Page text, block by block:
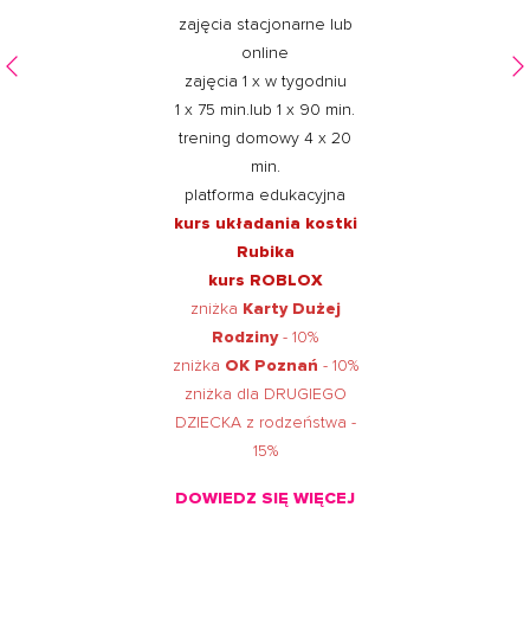
zajęcia stacjonarne lub
online
zajęcia 1 x w tygodniu
1 x 75 min.lub 1 x 90 min.
trening domowy 4 x 20
min.
platforma edukacyjna
kurs układania kostki
Rubika
kurs ROBLOX
zniżka Karty Dużej
Rodziny- 10%
zniżka OK Poznań - 10%
zniżka dla DRUGIEGO
DZIECKA z rodzeństwa -
15%
DOWIEDZ SIĘ WIĘCEJ